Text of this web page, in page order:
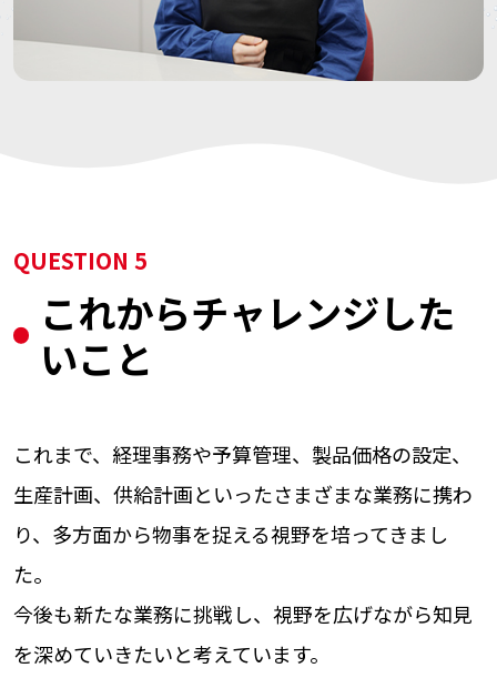
QUESTION 5
これからチャレンジした
いこと
これまで、経理事務や予算管理、製品価格の設定、
生産計画、供給計画といったさまざまな業務に携わ
り、多方面から物事を捉える視野を培ってきまし
た。
今後も新たな業務に挑戦し、視野を広げながら知見
を深めていきたいと考えています。